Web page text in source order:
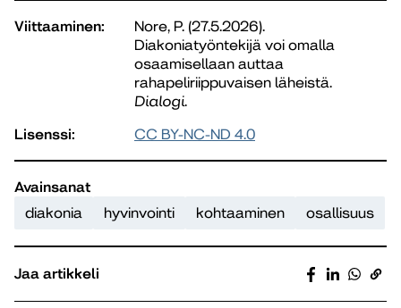
Viittaaminen:
Nore, P. (27.5.2026).
Diakoniatyöntekijä voi omalla
osaamisellaan auttaa
rahapeliriippuvaisen läheistä.
Dialogi.
Lisenssi:
CC BY-NC-ND 4.0
Avainsanat
diakonia
hyvinvointi kohtaaminen osallisuus
Jaa artikkeli